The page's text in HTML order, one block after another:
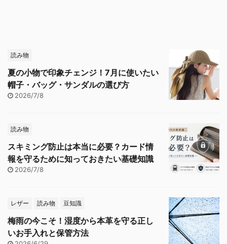
読み物
夏の小物で印象チェンジ！7月に使いたい
帽子・バッグ・サンダルの選び方
2026/7/8
読み物
スキミング防止は本当に必要？カード情
報を守るために知っておきたい基礎知識
2026/7/8
レザー 読み物 豆知識
梅雨の今こそ！湿度から本革を守る正し
いお手入れと保管方法